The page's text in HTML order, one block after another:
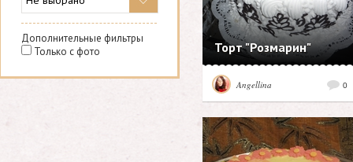
Дополнительные фильтры
Только с фото
Торт "Розмарин"
0
Angellina